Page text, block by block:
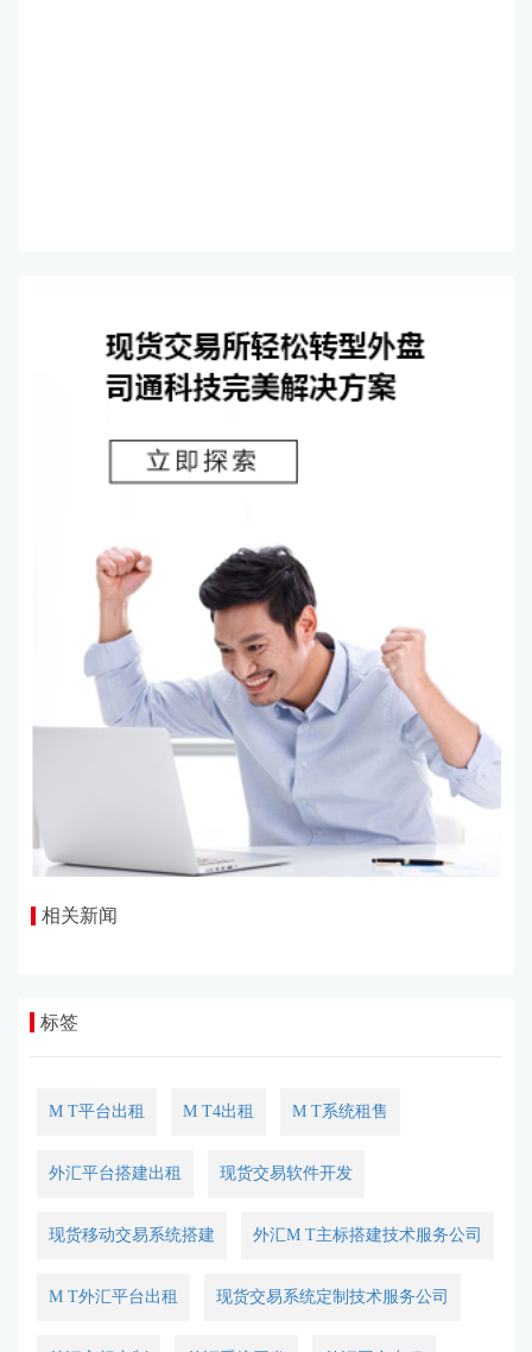
相关新闻
标签
M T平台出租 M T4出租 M T系统租售
外汇平台搭建出租 现货交易软件开发
现货移动交易系统搭建 外汇M T主标搭建技术服务公司
M T外汇平台出租 现货交易系统定制技术服务公司